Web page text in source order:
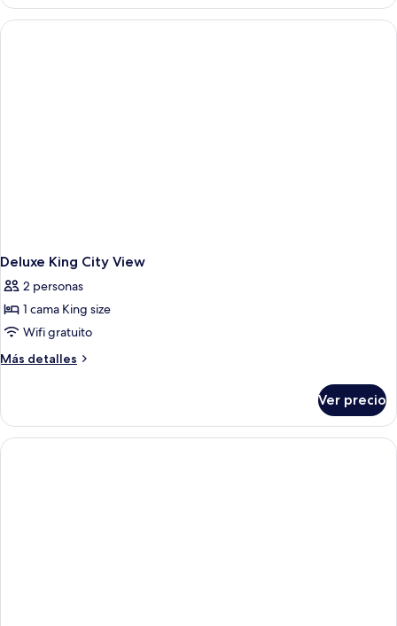
Deluxe King City View
2 personas
1 cama King size
Wifi gratuito
Más detalles
Más
King
City
View
Ver precio